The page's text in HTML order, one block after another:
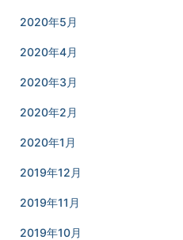
2020年5月
2020年4月
2020年3月
2020年2月
2020年1月
2019年12月
2019年11月
2019年10月